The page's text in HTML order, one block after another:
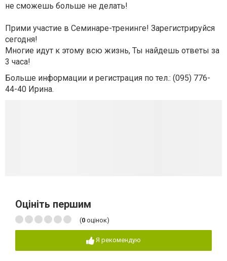
не сможешь больше не делать!
Прими участие в Семинаре-тренинге! Зарегистрируйся
сегодня!
Многие идут к этому всю жизнь, Ты найдешь ответы за
3 часа!
Больше информации и регистрация по тел.: (095) 776-
44-40 Ирина.
Оцініть першим
(0 оцінок)
Я рекомендую